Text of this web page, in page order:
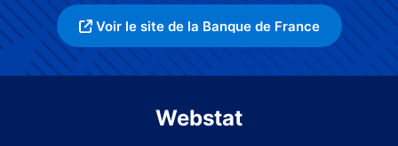
Voir le site de la Banque de France
Webstat